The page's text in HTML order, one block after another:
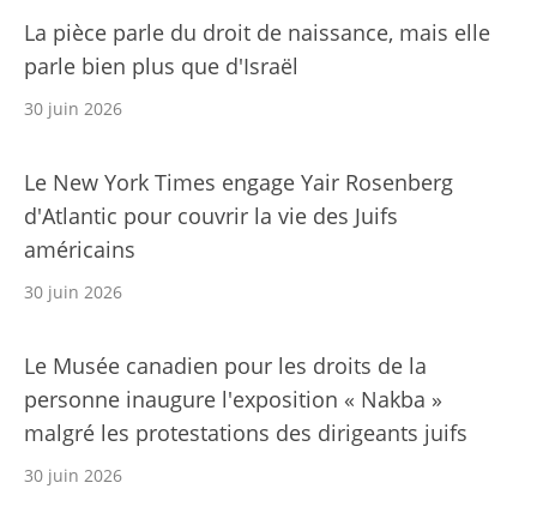
La pièce parle du droit de naissance, mais elle
parle bien plus que d'Israël
30 juin 2026
Le New York Times engage Yair Rosenberg
d'Atlantic pour couvrir la vie des Juifs
américains
30 juin 2026
Le Musée canadien pour les droits de la
personne inaugure l'exposition « Nakba »
malgré les protestations des dirigeants juifs
30 juin 2026